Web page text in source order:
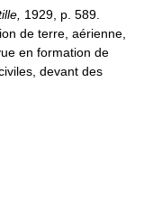
1929, p. 589.
de terre, aérienne,
en formation de
devant des